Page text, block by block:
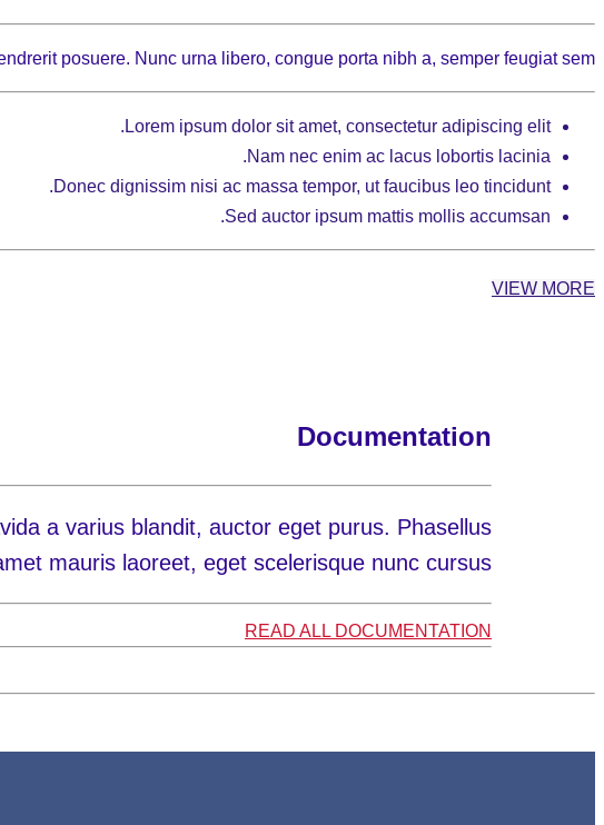
posuere. Nunc urna libero, congue porta nibh a, semper feugiat sem.
Lorem ipsum dolor sit amet, consectetur adipiscing elit.
Nam nec enim ac lacus lobortis lacinia.
Donec dignissim nisi ac massa tempor, ut faucibus leo tincidunt.
Sed auctor ipsum mattis mollis accumsan.
VIEW MORE
Documentation
a varius blandit, auctor eget purus. Phasellus
mauris laoreet, eget scelerisque nunc cursus.
READ ALL DOCUMENTATION